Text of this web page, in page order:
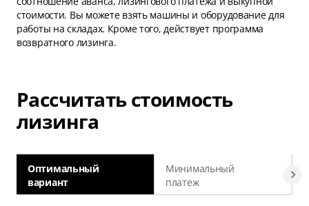
стоимости. Вы можете взять машины и оборудование для
работы на складах. Кроме того, действует программа
возвратного лизинга.
Рассчитать стоимость
лизинга
Оптимальный
вариант
Минимальный
платеж